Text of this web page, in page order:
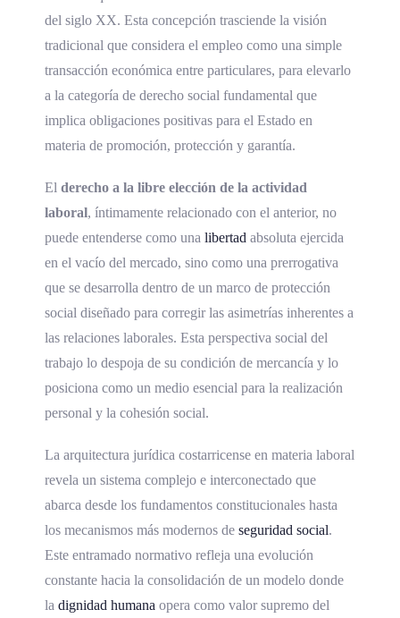
del siglo XX. Esta concepción trasciende la visión
tradicional que considera el empleo como una simple
transacción económica entre particulares, para elevarlo
a la categoría de derecho social fundamental que
implica obligaciones positivas para el Estado en
materia de promoción, protección y garantía.
El derecho a la libre elección de la actividad
laboral, íntimamente relacionado con el anterior, no
puede entenderse como una libertad absoluta ejercida
en el vacío del mercado, sino como una prerrogativa
que se desarrolla dentro de un marco de protección
social diseñado para corregir las asimetrías inherentes a
las relaciones laborales. Esta perspectiva social del
trabajo lo despoja de su condición de mercancía y lo
posiciona como un medio esencial para la realización
personal y la cohesión social.
La arquitectura jurídica costarricense en materia laboral
revela un sistema complejo e interconectado que
abarca desde los fundamentos constitucionales hasta
los mecanismos más modernos de seguridad social.
Este entramado normativo refleja una evolución
constante hacia la consolidación de un modelo donde
la dignidad humana opera como valor supremo del